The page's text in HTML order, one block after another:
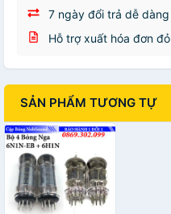
7 ngày đổi trả dễ dàng
Hỗ trợ xuất hóa đơn đỏ
SẢN PHẨM TƯƠNG TỰ